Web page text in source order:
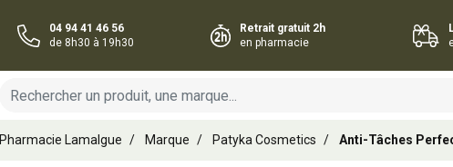
04 94 41 46 56
de 8h30 à 19h30
Retrait gratuit 2h
en pharmacie
Pharmacie Lamalgue Marque Patyka Cosmetics Anti-Tâches